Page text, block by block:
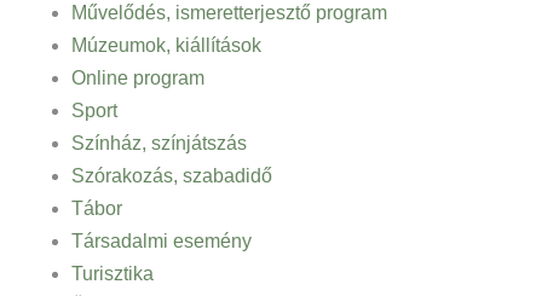
Művelődés, ismeretterjesztő program
Múzeumok, kiállítások
Online program
Sport
Színház, színjátszás
Szórakozás, szabadidő
Tábor
Társadalmi esemény
Turisztika